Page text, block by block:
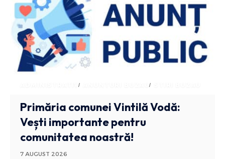
ADMINISTRATIV ANUNTURI BUZAU
Primăria comunei Vintilă Vodă:
Vești importante pentru
comunitatea noastră!
7 AUGUST 2026